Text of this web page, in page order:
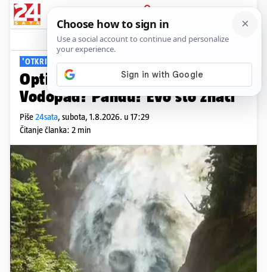
PRIJAVA
Viral Komentari
'OTKRIVA O VAMA'
Optička iluzija. Što vidite prvo:
Vodopad? Pandu? Evo što znači
Piše24sata, subota, 1.8.2026. u 17:29
Čitanje članka: 2 min